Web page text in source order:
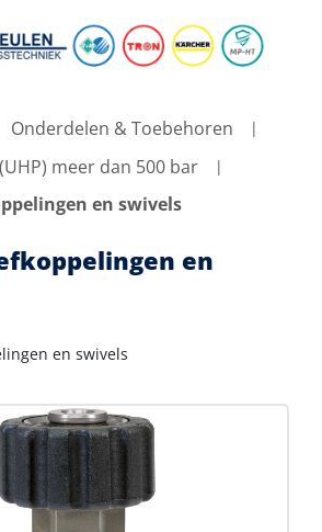
Onderdelen & Toebehoren
meer dan 500 bar
en swivels
en
en swivels